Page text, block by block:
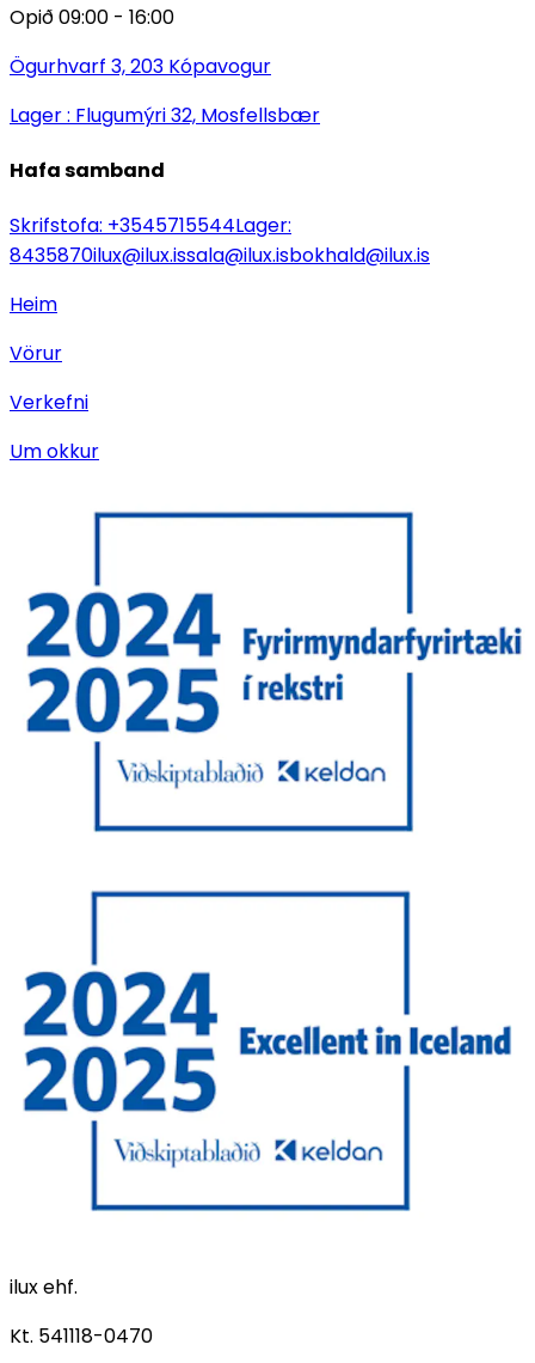
Opið 09:00 - 16:00
Ögurhvarf 3, 203 Kópavogur
Lager : Flugumýri 32, Mosfellsbær
Hafa samband
Skrifstofa: +3545715544Lager:
8435870ilux@ilux.issala@ilux.isbokhald@ilux.is
Heim
Vörur
Verkefni
Um okkur
ilux ehf.
Kt. 541118-0470